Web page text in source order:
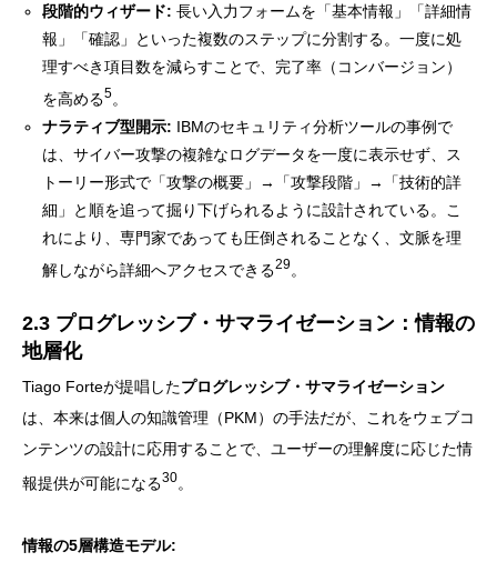
段階的ウィザード: 長い入力フォームを「基本情報」「詳細情
報」「確認」といった複数のステップに分割する。一度に処
理すべき項目数を減らすことで、完了率（コンバージョン）
を高める5。
ナラティブ型開示: IBMのセキュリティ分析ツールの事例で
は、サイバー攻撃の複雑なログデータを一度に表示せず、ス
トーリー形式で「攻撃の概要」→「攻撃段階」→「技術的詳
細」と順を追って掘り下げられるように設計されている。こ
れにより、専門家であっても圧倒されることなく、文脈を理
解しながら詳細へアクセスできる29。
2.3 プログレッシブ・サマライゼーション：情報の
地層化
Tiago Forteが提唱したプログレッシブ・サマライゼーション
は、本来は個人の知識管理（PKM）の手法だが、これをウェブコ
ンテンツの設計に応用することで、ユーザーの理解度に応じた情
報提供が可能になる30。
情報の5層構造モデル: